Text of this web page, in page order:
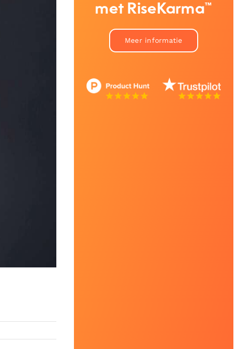
met RiseKarma™
Meer informatie